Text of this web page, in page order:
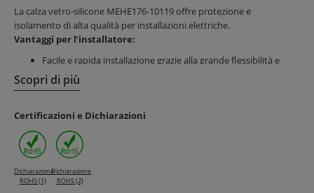
La calza vetro-silicone MEHE176-10119 offre protezione e
isolamento di alta qualità per installazioni elettriche.
Vantaggi per l’installatore:
Facile e rapida installazione grazie alla grande flessibilità e
resistenza a torsione
Non si sfilaccia né con taglio manuale né automatico,
Vantaggi per il cliente finale:
Isolamento elettrico e termico efficiente fino a 250°C, con
protezione da agenti chimici e raggi UV
Maggiore sicurezza e durata dell’impianto grazie alla guaina
autoestingue conforme alla norma UL 1441
Scopri di più
Certificazioni e Dichiarazioni
Dichiarazione
ROHS (1)
Dichiarazione
ROHS (2)